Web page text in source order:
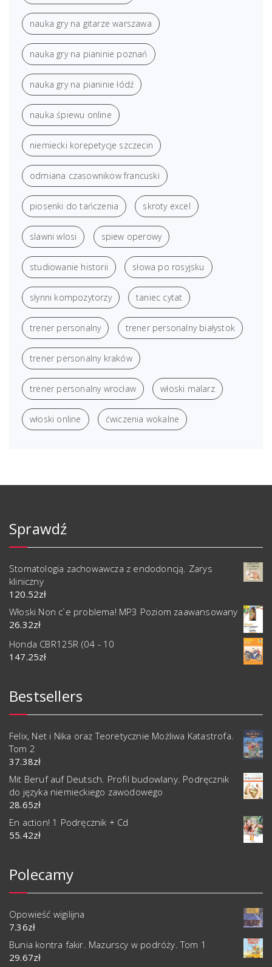
nauka gry na gitarze warszawa
nauka gry na pianinie poznań
nauka gry na pianinie łódź
nauka śpiewu online
niemiecki korepetycje szczecin
odmiana czasownikow francuski
piosenki do tańczenia skroty excel
slawni wlosi spiew operowy
studiowanie historii słowa po rosyjsku
słynni kompozytorzy taniec cytat
trener personalny trener personalny białystok
trener personalny kraków
trener personalny wrocław włoski malarz
włoski online ćwiczenia wokalne
Sprawdź
Stomatologia zachowawcza z endodoncją. Zarys
kliniczny
120.52zł
Włoski Non c`e problema! MP3 Poziom zaawansowany
26.32zł
Honda CBR125R (04 - 10
147.25zł
Bestsellers
Felix, Net i Nika oraz Teoretycznie Możliwa Katastrofa.
Tom 2
37.38zł
Mit Beruf auf Deutsch. Profil budowlany. Podręcznik
do języka niemieckiego zawodowego
28.65zł
En action! 1 Podręcznik + Cd
55.42zł
Polecamy
Opowieść wigilijna
7.36zł
Bunia kontra fakir. Mazurscy w podróży. Tom 1
29.67zł